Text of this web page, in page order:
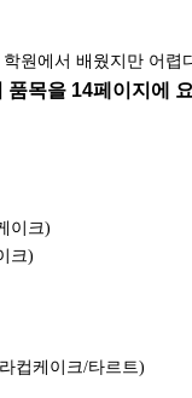
원에서 배웠지만 어렵
목을 14페이지에
이크)
크)
컵케이크/타르트)